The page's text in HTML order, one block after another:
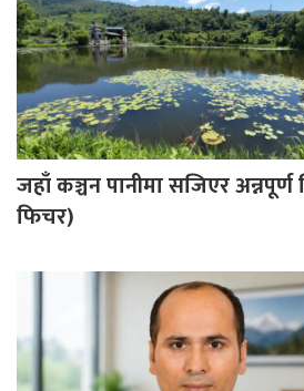
जहाँ कञ्चन पानीमा सजिएर
फिचर)